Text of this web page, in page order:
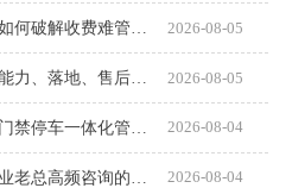
物业系统选型难？看宅总管如何破解收费难管理乱 2026-08-05
2026-08-05
2026-08-04
2026-08-04